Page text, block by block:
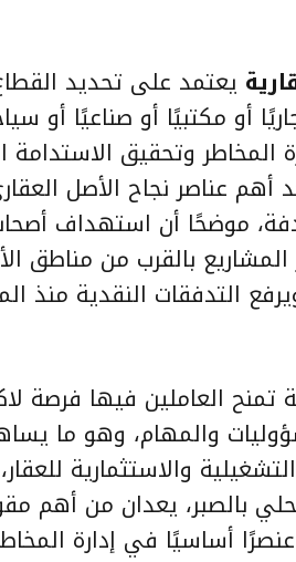
يعتمد على تحديد
أو مكتبيًا أو صناعيًا أو
وتحقيق الاستدامة
أهم عناصر نجاح الأصل
موضحًا أن استهداف
بالقرب من مناطق
التدفقات النقدية منذ
تمنح العاملين فيها فرصة
والمهام، وهو ما
والاستثمارية
بالصبر، يعدان من أهم
أساسيًا في إدارة